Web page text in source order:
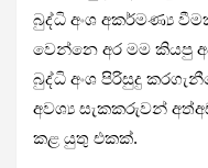
බුද්ධි අංශ අක­ර්මණ්‍ය
වෙන්නෙ අර මම කියපු
බුද්ධි අංශ පිරි­සුදු
අවශ්‍ය සැක­ක­රු­වන්
කළ යුතු එකක්.